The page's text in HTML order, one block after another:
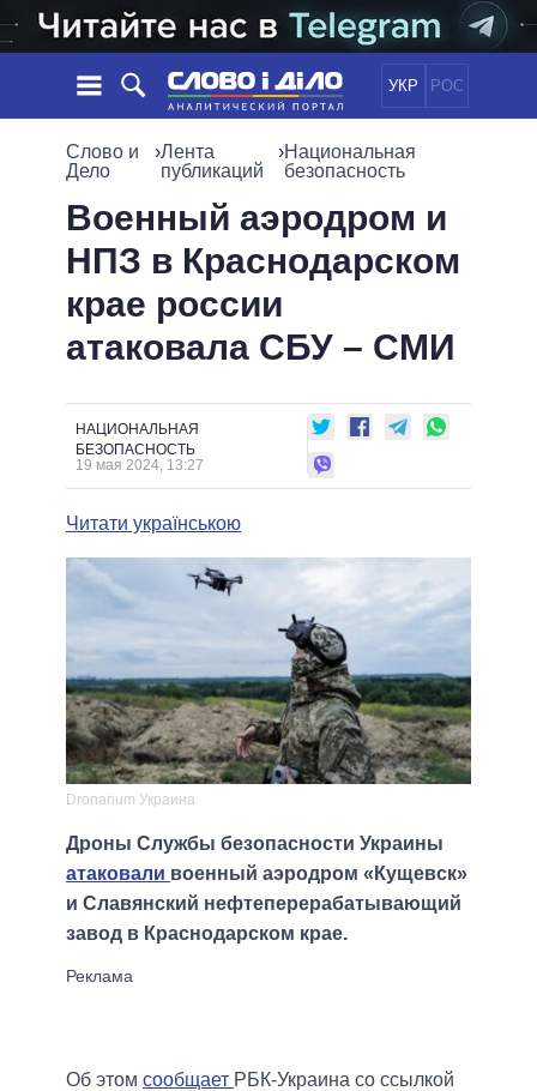
УКР РОС
НОВОСТИ
СТАТЬИ
МНЕНИЯ
ОБЗОРЫ
ЭКОНОМИКА
ОБЩЕСТВО
ОБЕЩАНИЯ
ПОЛИТИКИ
ВСЕ ПОЛИТИКИ
ПРЕЗИДЕНТ И ОФИС
ГЛАВЫ ОБЛАДМИНИСТРАЦИЙ
МЭРЫ
ВСЕ ПЕРСОНЫ
ИНФОГРАФИКА
ВИДЕО
ПОДДЕРЖАТЬ
СРАВНЕНИЕ ПОЛИТИКОВ
Слово и
Дело
›Лента
публикаций
›Национальная
безопасность
Военный аэродром и
НПЗ в Краснодарском
крае россии
атаковала СБУ – СМИ
НАЦИОНАЛЬНАЯ
БЕЗОПАСНОСТЬ
19 мая 2024, 13:27
Читати українською
Dronarium Украина
Дроны Службы безопасности Украины
атаковали военный аэродром «Кущевск»
и Славянский нефтеперерабатывающий
завод в Краснодарском крае.
Об этом сообщает РБК-Украина со ссылкой